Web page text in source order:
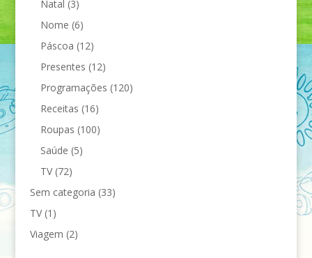
Natal (3)
Nome (6)
Páscoa (12)
Presentes (12)
Programações (120)
Receitas (16)
Roupas (100)
Saúde (5)
TV(72)
Sem categoria (33)
TV(1)
Viagem (2)